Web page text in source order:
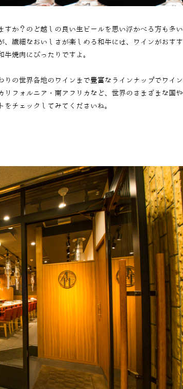
か？のど越しの良い生ビールを思い浮かべる方も多い
繊細なおいしさが楽しめる和牛には、ワインがおすす
焼肉にぴったりですよ。
の世界各地のワインまで豊富なラインナップでワイン
フォルニア・南アフリカなど、世界のさまざまな国や
チェックしてみてくださいね。